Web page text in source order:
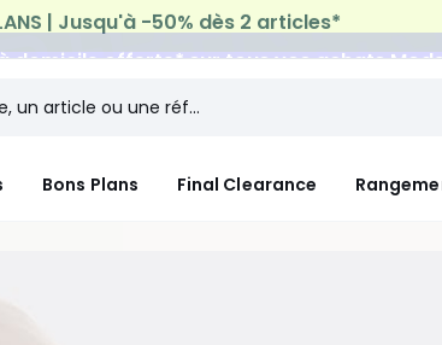
domicile offerte*sur tous vos achats
Bons Plans Final Clearance